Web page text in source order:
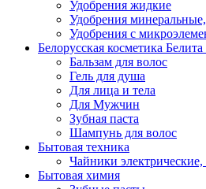
Удобрения жидкие
Удобрения
Удобрения с
Белорусская косметика
Бальзам для волос
Гель для душа
Для лица и тела
Для Мужчин
Зубная паста
Шампунь для волос
Бытовая техника
Чайники
Бытовая химия